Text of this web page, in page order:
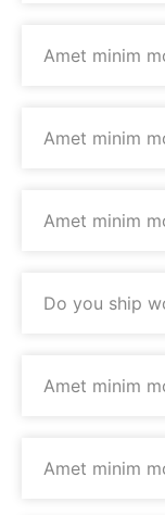
Amet minim
Amet minim
Amet minim
Do you ship
Amet minim
Amet minim